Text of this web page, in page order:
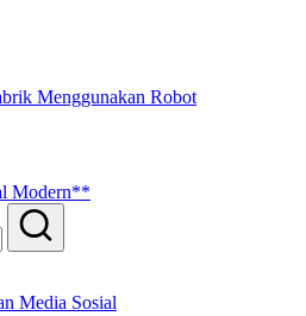
Menggunakan Robot
Modern**
Media Sosial